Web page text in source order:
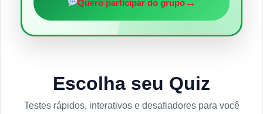
Quero participar do grupo→
Escolha seu Quiz
Testes rápidos, interativos e desafiadores para você